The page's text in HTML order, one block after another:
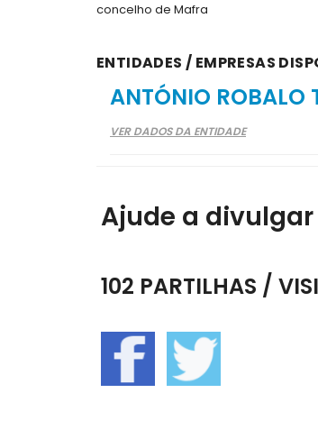
concelho de Mafra
ENTIDADES / EMPRESAS
ANTÓNIO ROBALO
VER DADOS DA ENTIDADE
Ajude a
102 PARTILHAS /